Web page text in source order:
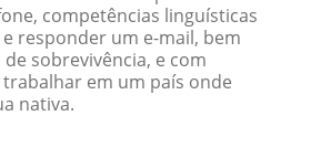
competências linguísticas
responder um e-mail, bem
sobrevivência, e com
em um país onde
nativa.